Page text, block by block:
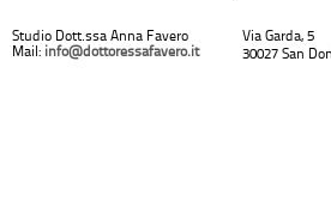
Studio Dott.ssa Anna Favero
Mail: info@dottoressafavero.it
Via Garda, 5
30027 San